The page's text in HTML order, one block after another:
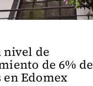
nivel de
de 6% de
Edomex